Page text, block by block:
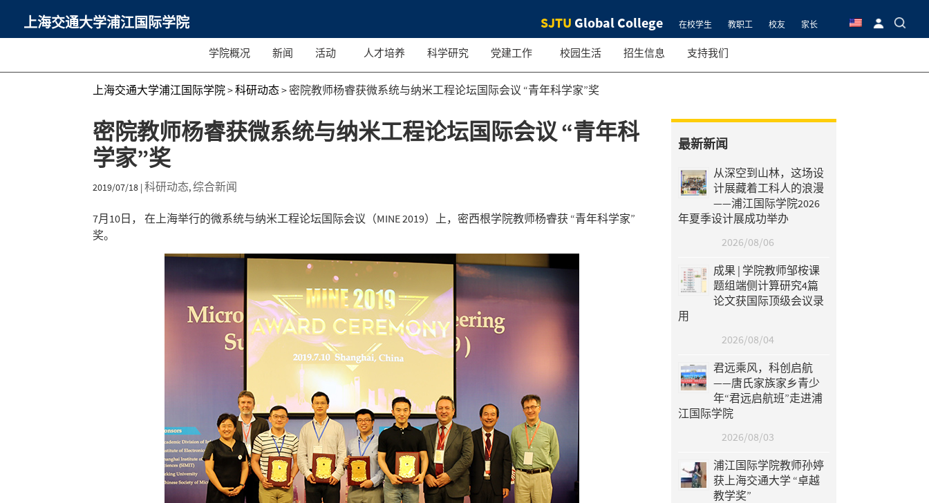
上海交通大学浦江国际学院 SJTU Global College 在校学生 教职工 校友 家长
学院概况 新闻 活动 人才培养 科学研究 党建工作 校园生活 招生信息 支持我们
上海交通大学浦江国际学院>科研动态> 密院教师杨睿获微系统与纳米工程论坛国际会议 “青年科学家”奖
密院教师杨睿获微系统与纳米工程论坛国际会议 “青年科
学家”奖
2019/07/18 |科研动态,综合新闻
7月10日， 在上海举行的微系统与纳米工程论坛国际会议（MINE 2019）上，密西根学院教师杨睿获 “青年科学家”
奖。
最新新闻
从深空到山林，这场设
计展藏着工科人的浪漫
——浦江国际学院2026
年夏季设计展成功举办
2026/08/06
成果 | 学院教师邹桉课
题组端侧计算研究4篇
论文获国际顶级会议录
用
2026/08/04
君远乘风，科创启航
——唐氏家族家乡青少
年“君远启航班”走进浦
江国际学院
2026/08/03
浦江国际学院教师孙婷
获上海交通大学 “卓越
教学奖”